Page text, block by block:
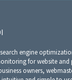
engine
for website
owners,